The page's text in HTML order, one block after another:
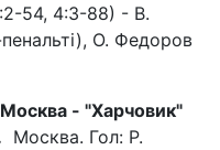
54, 4:3-88) - В.
О. Федоров
- "Харчовик"
Москва. Гол: Р.